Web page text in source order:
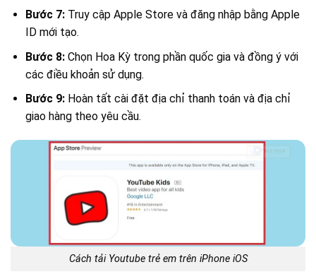
Bước 7:Truy cập Apple Store và đăng nhập bằng Apple
ID mới tạo.
Bước 8:Chọn Hoa Kỳ trong phần quốc gia và đồng ý với
các điều khoản sử dụng.
Bước 9:Hoàn tất cài đặt địa chỉ thanh toán và địa chỉ
giao hàng theo yêu cầu.
Cách tải Youtube trẻ em trên iPhone iOS